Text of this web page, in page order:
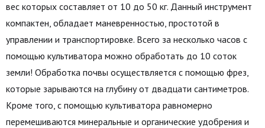
вес которых составляет от 10 до 50 кг. Данный инструмент
компактен, обладает маневренностью, простотой в
управлении и транспортировке. Всего за несколько часов с
помощью культиватора можно обработать до 10 соток
земли! Обработка почвы осуществляется с помощью фрез,
которые зарываются на глубину от двадцати сантиметров.
Кроме того, с помощью культиватора равномерно
перемешиваются минеральные и органические удобрения и